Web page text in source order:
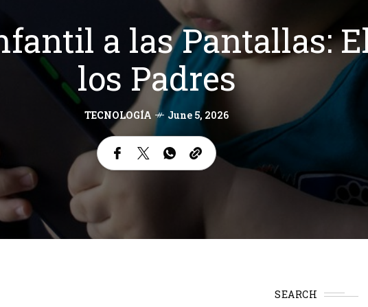
a las Pantallas:
los Padres
TECNOLOGÍA June 5, 2026
SEARCH